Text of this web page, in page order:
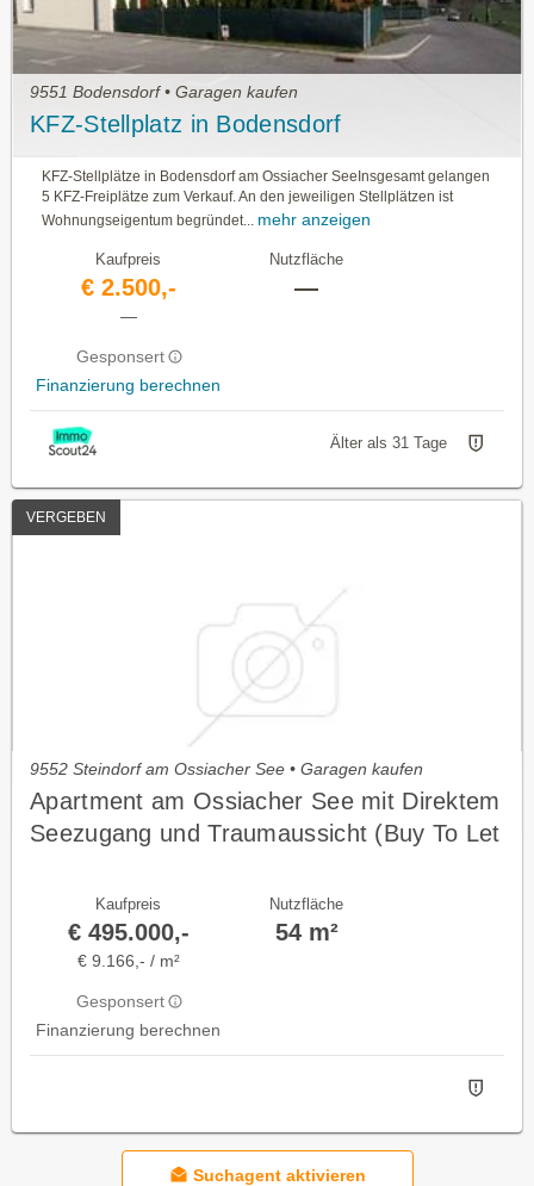
9551 Bodensdorf • Garagen kaufen
KFZ-Stellplatz in Bodensdorf
KFZ-Stellplätze in Bodensdorf am Ossiacher SeeInsgesamt gelangen
5 KFZ-Freiplätze zum Verkauf. An den jeweiligen Stellplätzen ist
Wohnungseigentum begründet... mehr anzeigen
Kaufpreis
€ 2.500,-
—
Gesponsert
Finanzierung berechnen
Nutzfläche
—
Älter als 31 Tage
VERGEBEN
9552 Steindorf am Ossiacher See • Garagen kaufen
Apartment am Ossiacher See mit Direktem
Seezugang und Traumaussicht (Buy To Let
Kaufpreis
€ 495.000,-
€ 9.166,- / m²
Gesponsert
Finanzierung berechnen
Nutzfläche
54 m²
Suchagent aktivieren